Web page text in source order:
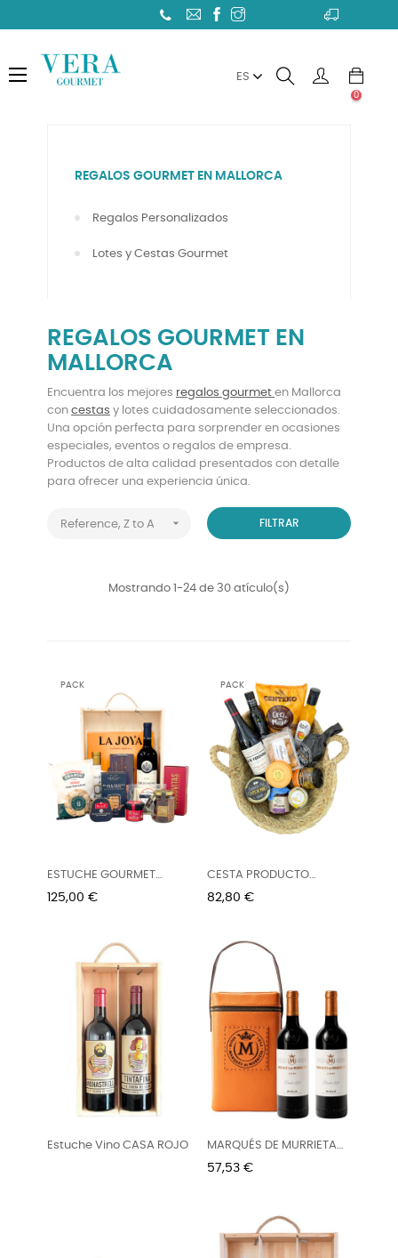
Toggle
☰ ES
0
REGALOS GOURMET EN MALLORCA
Regalos Personalizados
Lotes y Cestas Gourmet
REGALOS GOURMET EN
MALLORCA
Encuentra los mejores regalos gourmet en Mallorca
con cestas y lotes cuidadosamente seleccionados.
Una opción perfecta para sorprender en ocasiones
especiales, eventos o regalos de empresa.
Productos de alta calidad presentados con detalle
para ofrecer una experiencia única.
Reference, Z to A  FILTRAR
Mostrando 1-24 de 30 atículo(s)
PACK
ESTUCHE GOURMET
NAVIDAD
Precio
125,00 €
PACK
CESTA PRODUCTO
BALEAR
Precio
82,80 €
Estuche Vino CASA ROJO
MARQUÉS DE MURRIETA
RESERVA...
Precio
57,53 €